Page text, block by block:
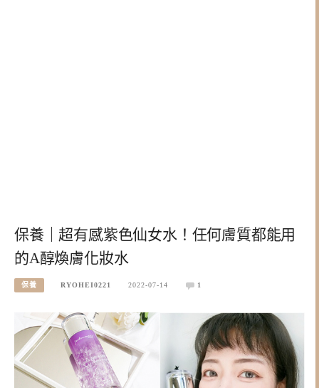
保養｜超有感紫色仙女水！任何膚質都能用
的A醇煥膚化妝水
保養 RYOHEI0221 2022-07-14 1